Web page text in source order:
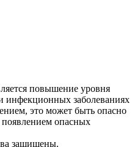
повышение уровня
инфекционных заболеваниях
это может быть опасно
появлением опасных
защищены.